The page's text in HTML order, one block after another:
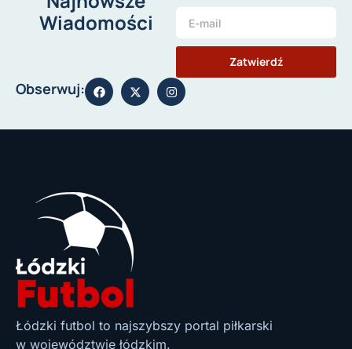
Wiadomości
Zatwierdź
Obserwuj:
Łódzki futbol to najszybszy portal piłkarski
w województwie łódzkim.